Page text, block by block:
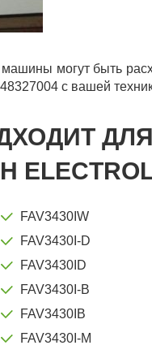
могут быть
с вашей
FAV3430IW
FAV3430I-D
FAV3430ID
FAV3430I-B
FAV3430IB
FAV3430I-M